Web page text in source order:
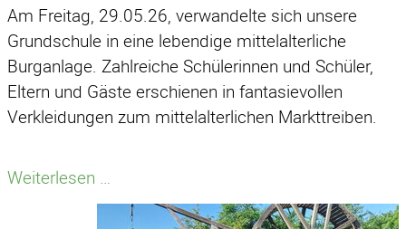
Am Freitag, 29.05.26, verwandelte sich unsere
Grundschule in eine lebendige mittelalterliche
Burganlage. Zahlreiche Schülerinnen und Schüler,
Eltern und Gäste erschienen in fantasievollen
Verkleidungen zum mittelalterlichen Markttreiben.
Weiterlesen …
geöffnet